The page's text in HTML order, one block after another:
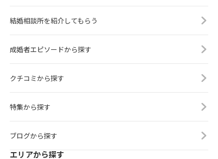
結婚相談所を紹介してもらう
成婚者エピソードから探す
クチコミから探す
特集から探す
ブログから探す
エリアから探す